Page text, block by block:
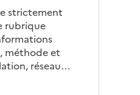
strictement
rubrique
méthode et
réseau